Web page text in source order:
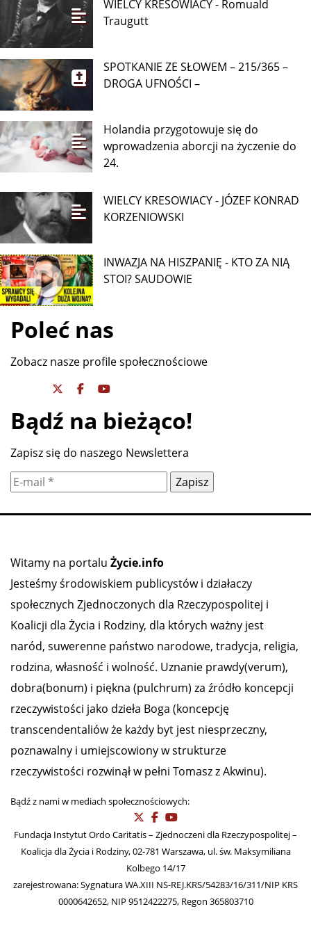
Wyjątkowy pokaz już 9
najważniejszych filmów tego roku”. Film
Traugutt
DROGA UFNOŚCI –
wprowadzenia aborcji na życzenie do
24.
KORZENIOWSKI
INWAZJA NA HISZPANIĘ - KTO ZA NIĄ
STOI? SAUDOWIE
Poleć nas
Zobacz nasze profile społecznościowe
Zapisz się do naszego Newslettera
Witamy na portalu Życie.info
Jesteśmy środowiskiem publicystów i działaczy
społecznych Zjednoczonych dla Rzeczypospolitej i
Koalicji dla Życia i Rodziny, dla których ważny jest
naród, suwerenne państwo narodowe, tradycja, religia,
rodzina, własność i wolność. Uznanie prawdy(verum),
dobra(bonum) i piękna (pulchrum) za źródło koncepcji
rzeczywistości jako dzieła Boga (koncepcję
transcendentaliów że każdy byt jest niesprzeczny,
poznawalny i umiejscowiony w strukturze
rzeczywistości rozwinął w pełni Tomasz z Akwinu).